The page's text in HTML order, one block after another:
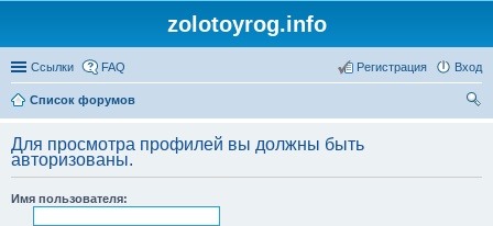
zolotoyrog.info
Ссылки FAQ Вход
Регистрация
Список форумов
Для просмотра профилей вы должны быть
авторизованы.
Имя пользователя: